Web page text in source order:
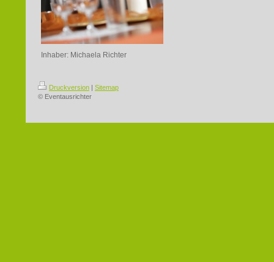
Inhaber: Michaela Richter
Druckversion
Sitemap
© Eventausrichter